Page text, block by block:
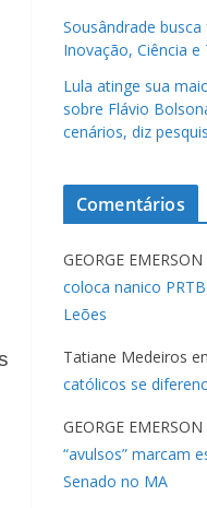
Sousândrade
Inovação, Ciência e
Lula atinge sua
sobre Flávio
cenários, diz
Comentários
GEORGE
coloca nanico
Leões
Tatiane Medeiros
católicos se
GEORGE
“avulsos” marcam
Senado no MA